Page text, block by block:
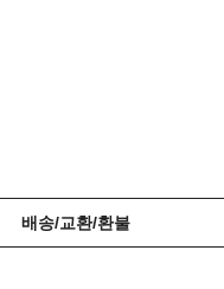
배송/교환/환불